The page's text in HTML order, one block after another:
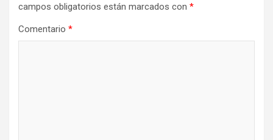
campos obligatorios están marcados con *
Comentario *